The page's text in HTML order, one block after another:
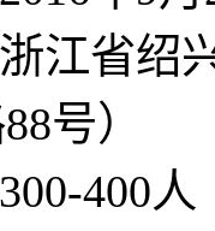
江省绍
号）
400人